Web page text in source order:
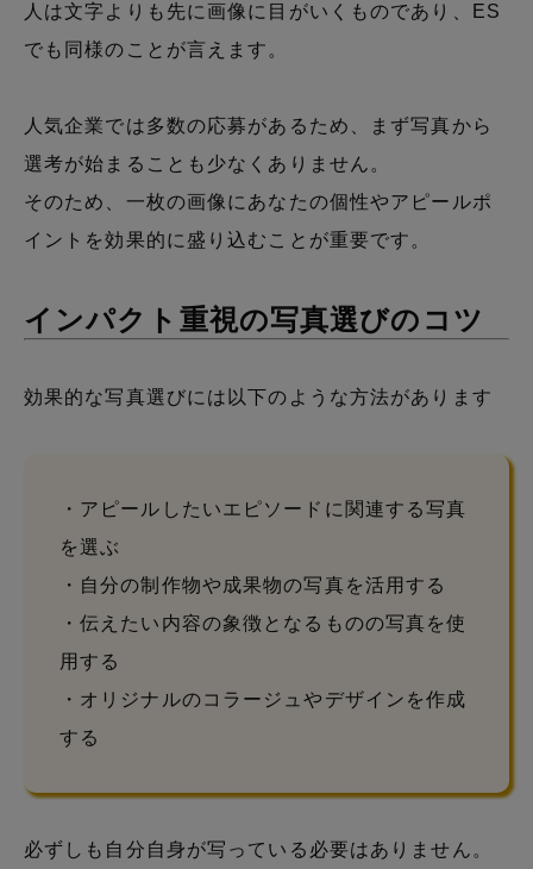
人は文字よりも先に画像に目がいくものであり、ES
でも同様のことが言えます。
人気企業では多数の応募があるため、まず写真から
選考が始まることも少なくありません。
そのため、一枚の画像にあなたの個性やアピールポ
イントを効果的に盛り込むことが重要です。
インパクト重視の写真選びのコツ
効果的な写真選びには以下のような方法があります
・アピールしたいエピソードに関連する写真
を選ぶ
・自分の制作物や成果物の写真を活用する
・伝えたい内容の象徴となるものの写真を使
用する
・オリジナルのコラージュやデザインを作成
する
必ずしも自分自身が写っている必要はありません。